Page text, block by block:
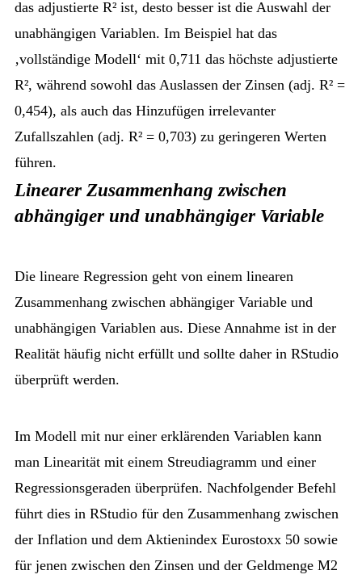
das adjustierte R² ist, desto besser ist die Auswahl der
unabhängigen Variablen. Im Beispiel hat das
‚vollständige Modell‘ mit 0,711 das höchste adjustierte
R², während sowohl das Auslassen der Zinsen (adj. R² =
0,454), als auch das Hinzufügen irrelevanter
Zufallszahlen (adj. R² = 0,703) zu geringeren Werten
führen.
Linearer Zusammenhang zwischen
abhängiger und unabhängiger Variable
Die lineare Regression geht von einem linearen
Zusammenhang zwischen abhängiger Variable und
unabhängigen Variablen aus. Diese Annahme ist in der
Realität häufig nicht erfüllt und sollte daher in RStudio
überprüft werden.
Im Modell mit nur einer erklärenden Variablen kann
man Linearität mit einem Streudiagramm und einer
Regressionsgeraden überprüfen. Nachfolgender Befehl
führt dies in RStudio für den Zusammenhang zwischen
der Inflation und dem Aktienindex Eurostoxx 50 sowie
für jenen zwischen den Zinsen und der Geldmenge M2